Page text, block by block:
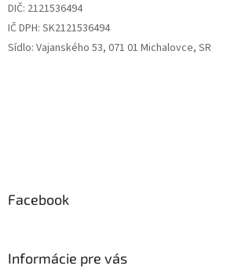
DIČ: 2121536494
IČ DPH: SK2121536494
Sídlo: Vajanského 53, 071 01 Michalovce, SR
Facebook
Informácie pre vás